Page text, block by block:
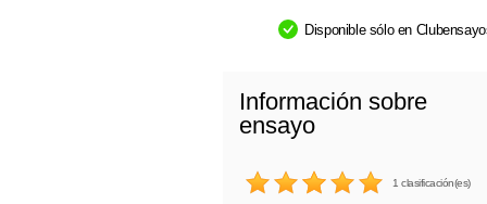
Disponible sólo en
Información sobre
ensayo
1 clasificación(es)